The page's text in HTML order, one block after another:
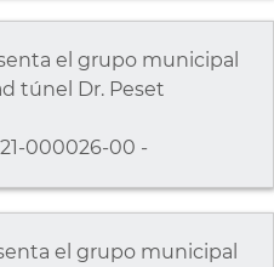
el grupo municipal
túnel Dr. Peset
000026-00 -
el grupo municipal